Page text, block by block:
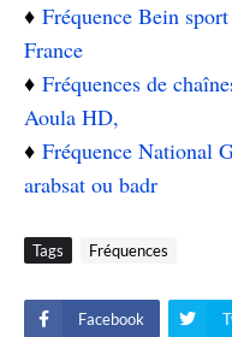
♦️ Fréquence Bein
France
♦️ Fréquences de
Aoula HD,
♦️ Fréquence National
arabsat ou badr
Tags Fréquences
Facebook